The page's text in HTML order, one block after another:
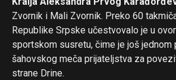
Zvornik i Mali Zvornik. Preko 60
Republike Srpske učestvovalo je u
sportskom susretu, čime je još jednom
šahovskog meča prijateljstva za
strane Drine.